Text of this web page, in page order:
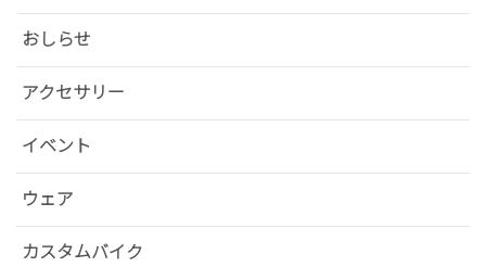
おしらせ
アクセサリー
イベント
ウェア
カスタムバイク